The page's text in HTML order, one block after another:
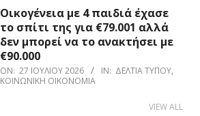
Οικογένεια με 4 παιδιά έχασε
το σπίτι της για €79.001 αλλά
δεν μπορεί να το ανακτήσει με
€90.000
ON: 27 ΙΟΥΛΊΟΥ 2026 IN: ΔΕΛΤΊΑ ΤΎΠΟΥ,
ΚΟΙΝΩΝΙΚΉ ΟΙΚΟΝΟΜΊΑ
VIEW ALL